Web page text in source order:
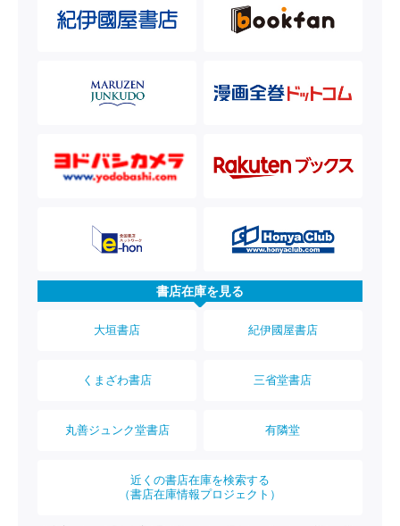
書店在庫を見る
大垣書店 紀伊國屋書店
くまざわ書店 三省堂書店
丸善ジュンク堂書店 有隣堂
近くの書店在庫を検索する
（書店在庫情報プロジェクト）